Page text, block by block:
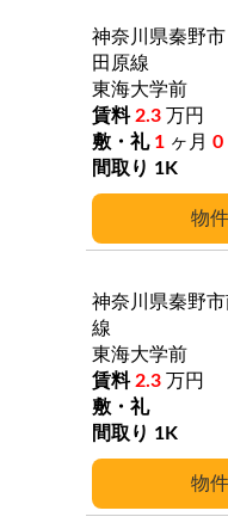
神奈川県秦野市
田原線
東海大学前
2.3 万円
1 ヶ月 0
1K
神奈川県秦野市
線
東海大学前
2.3 万円
1K